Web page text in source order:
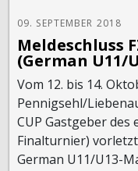
09. SEPTEMBER 2018
Meldeschluss
(German U11/
Vom 12. bis 14.
Pennigsehl/
CUP Gastgeber
Finalturnier)
German U11/U13-